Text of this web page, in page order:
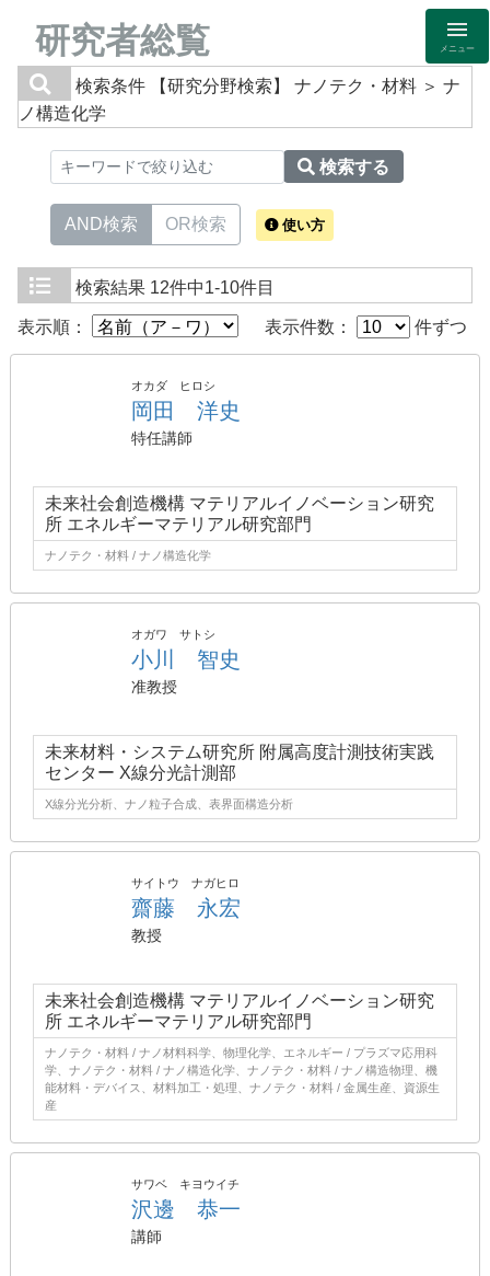
研究者総覧 メニュー
検索条件
【研究分野検索】 ナノテク・材料 ＞ ナ
ノ構造化学
検索する
AND検索 OR検索 使い方
検索結果 12件中1-10件目
表示順： 表示件数： 件ずつ
オカダ ヒロシ
岡田 洋史
特任講師
未来社会創造機構 マテリアルイノベーション研究
所 エネルギーマテリアル研究部門
ナノテク・材料 / ナノ構造化学
オガワ サトシ
小川 智史
准教授
未来材料・システム研究所 附属高度計測技術実践
センター X線分光計測部
X線分光分析、ナノ粒子合成、表界面構造分析
サイトウ ナガヒロ
齋藤 永宏
教授
未来社会創造機構 マテリアルイノベーション研究
所 エネルギーマテリアル研究部門
ナノテク・材料 / ナノ材料科学、物理化学、エネルギー / プラズマ応用科
学、ナノテク・材料 / ナノ構造化学、ナノテク・材料 / ナノ構造物理、機
能材料・デバイス、材料加工・処理、ナノテク・材料 / 金属生産、資源生
産
サワベ キヨウイチ
沢邊 恭一
講師